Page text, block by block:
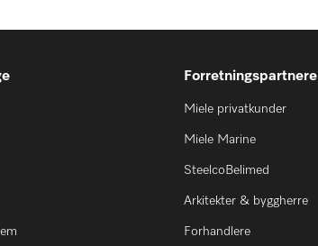
Forretningspartnere
Miele privatkunder
Miele Marine
SteelcoBelimed
Arkitekter & byggherre
Forhandlere